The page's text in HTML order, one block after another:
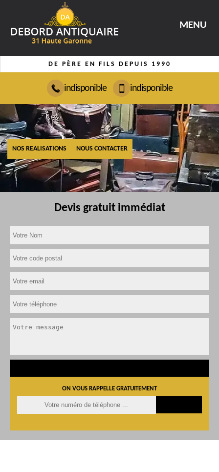
MENU
DE PÈRE EN FILS DEPUIS 1990
indisponible indisponible
NOS REALISATIONS NOUS CONTACTER
Devis gratuit immédiat
ON VOUS RAPPELLE GRATUITEMENT